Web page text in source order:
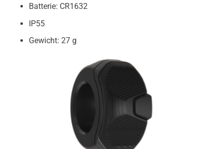
Batterie: CR1632
IP55
Gewicht: 27 g